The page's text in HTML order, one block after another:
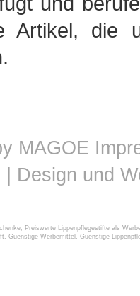
Artikel, die
MAGOE
| Design und
, Preiswerte Lippenpflegestifte als
, Guenstige Werbemittel , Guenstige